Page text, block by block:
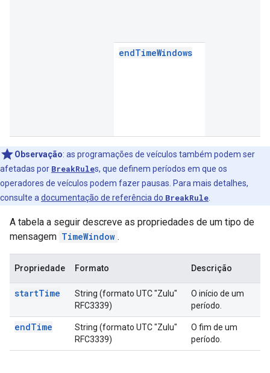
endTimeWindows
Observação: as programações de veículos também podem ser
afetadas por BreakRules, que definem períodos em que os
operadores de veículos podem fazer pausas. Para mais detalhes,
consulte a documentação de referência do BreakRule
A tabela a seguir descreve as propriedades de um tipo de
mensagem TimeWindow .
Propriedade Formato Descrição
startTime
String (formato UTC "Zulu"
RFC3339)
O início de um
período.
endTime
String (formato UTC "Zulu"
RFC3339)
O fim de um
período.